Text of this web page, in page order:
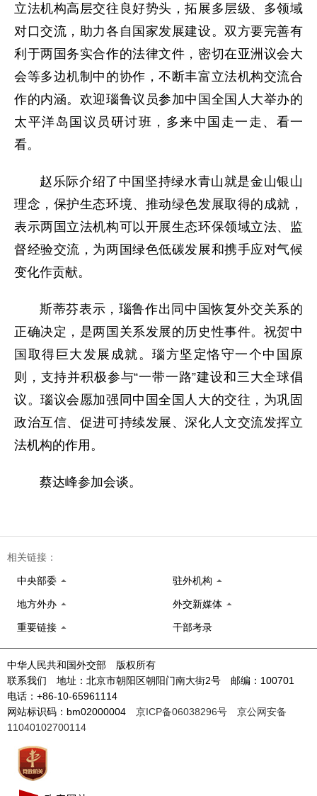
立法机构高层交往良好势头，拓展多层级、多领域
对口交流，助力各自国家发展建设。双方要完善有
利于两国务实合作的法律文件，密切在亚洲议会大
会等多边机制中的协作，不断丰富立法机构交流合
作的内涵。欢迎瑙鲁议员参加中国全国人大举办的
太平洋岛国议员研讨班，多来中国走一走、看一
看。
赵乐际介绍了中国坚持绿水青山就是金山银山
理念，保护生态环境、推动绿色发展取得的成就，
表示两国立法机构可以开展生态环保领域立法、监
督经验交流，为两国绿色低碳发展和携手应对气候
变化作贡献。
斯蒂芬表示，瑙鲁作出同中国恢复外交关系的
正确决定，是两国关系发展的历史性事件。祝贺中
国取得巨大发展成就。瑙方坚定恪守一个中国原
则，支持并积极参与“一带一路”建设和三大全球倡
议。瑙议会愿加强同中国全国人大的交往，为巩固
政治互信、促进可持续发展、深化人文交流发挥立
法机构的作用。
蔡达峰参加会谈。
相关链接：
中央部委 驻外机构
地方外办 外交新媒体
重要链接 干部考录
中华人民共和国外交部 版权所有
联系我们 地址：北京市朝阳区朝阳门南大街2号 邮编：100701
电话：+86-10-65961114
网站标识码：bm02000004 京ICP备06038296号
京公网安备
11040102700114